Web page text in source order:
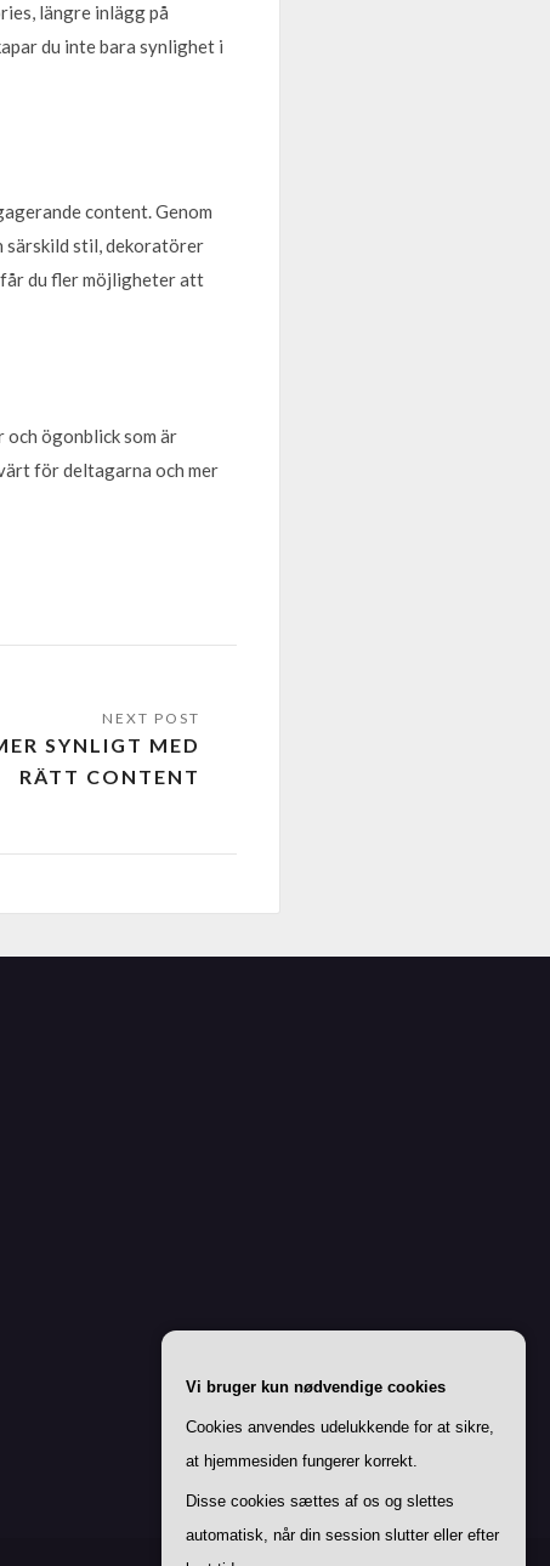
längre inlägg på
du inte bara synlighet i
content. Genom
särskild stil, dekoratörer
du fler möjligheter att
och ögonblick som är
för deltagarna och mer
SYNLIGT MED
RÄTT CONTENT
Vi bruger kun nødvendige cookies
Cookies anvendes udelukkende for at sikre,
at hjemmesiden fungerer korrekt.
Disse cookies sættes af os og slettes
automatisk, når din session slutter eller efter